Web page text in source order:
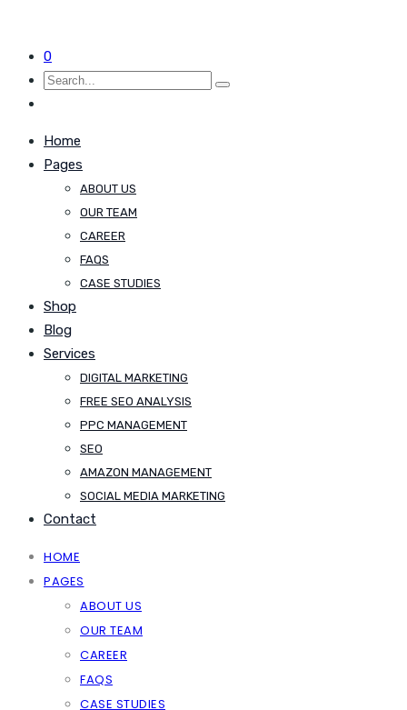
0
Home
Pages
ABOUT US
OUR TEAM
CAREER
FAQS
CASE STUDIES
Shop
Blog
Services
DIGITAL MARKETING
FREE SEO ANALYSIS
PPC MANAGEMENT
SEO
AMAZON MANAGEMENT
SOCIAL MEDIA MARKETING
Contact
HOME
PAGES
ABOUT US
OUR TEAM
CAREER
FAQS
CASE STUDIES